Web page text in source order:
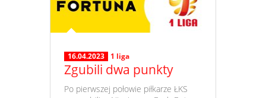
16.04.2023 1 liga
Zgubili dwa punkty
​ Po pierwszej połowie piłkarze ŁKS